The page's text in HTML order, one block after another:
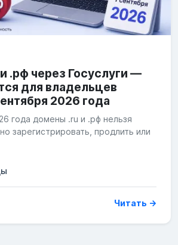
.рф через Госуслуги —
для владельцев
2026 года
года домены .ru и .рф нельзя
зарегистрировать, продлить или
Читать →